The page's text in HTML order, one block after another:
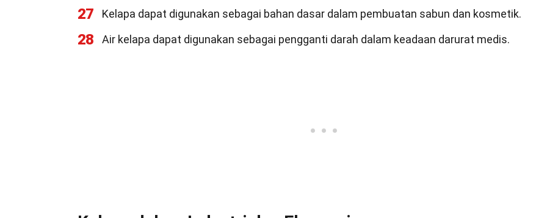
27 Kelapa dapat digunakan sebagai bahan dasar dalam pembuatan sabun dan kosmetik.
28 Air kelapa dapat digunakan sebagai pengganti darah dalam keadaan darurat medis.